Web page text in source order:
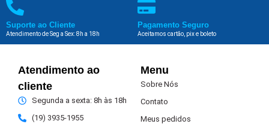
Suporte ao Cliente
Atendimento de Seg a Sex: 8h a 18h
Pagamento Seguro
Aceitamos cartão, pix e boleto
Atendimento ao
cliente
Segunda a sexta: 8h às 18h
(19) 3935-1955
Menu
Sobre Nós
Contato
Meus pedidos